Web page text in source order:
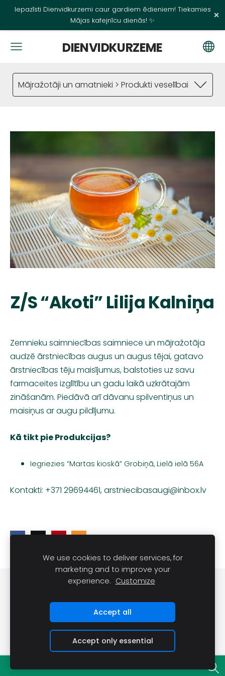
Iepazīsti Dienvidkurzemi caur gardiem ēdieniem! Tiekamies
Mājas kafejnīcu dienās! ✨
×
DIENVIDKURZEME
Mājražotāji un amatnieki > Produkti veselībai
Z/S “Akoti” Lilija Kalniņa
Zemnieku saimniecības saimniece un mājražotāja
audzē ārstniecības augus un augus tējai, gatavo
ārstniecības tēju maisījumus, balstoties uz savu
farmaceites izglītību un gadu laikā uzkrātajām
zināšanām. Piedāvā arī dāvanu spilventiņus un
maisiņus ar augu pildījumu.
Kā tikt pie Produkcijas?
Iegriezies “Martas kioskā” Grobiņā, Lielā ielā 56A
Kontakti: +371 29694461,arstniecibasaugi@inbox.lv
DARĪT UN REDZĒT Sīkdatnes
We use cookies to deliver services, for
marketing and to improve your
experience. Customize
Accept all
Accept only essential